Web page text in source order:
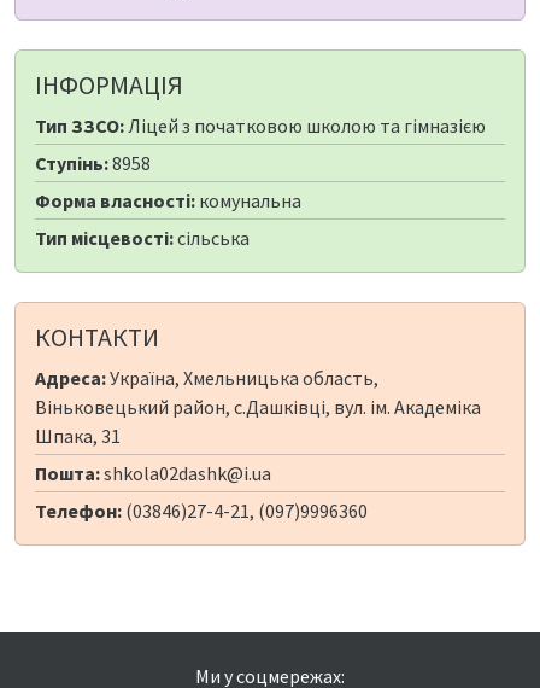
ІНФОРМАЦІЯ
Тип ЗЗСО:Ліцей з початковою школою та гімназією
Ступінь:8958
Форма власності: комунальна
Тип місцевості:сільська
КОНТАКТИ
Адреса:Україна, Хмельницька область,
Віньковецький район, с.Дашківці, вул. ім. Академіка
Шпака, 31
Пошта:shkola02dashk@i.ua
Телефон: (03846)27-4-21, (097)9996360
Ми у соцмережах: